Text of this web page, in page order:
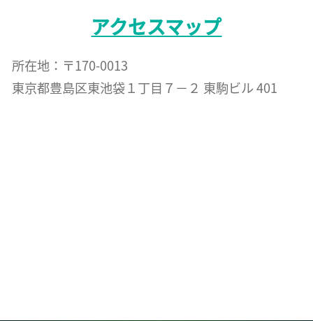
アクセスマップ
所在地：〒170-0013
東京都豊島区東池袋１丁目７−２ 東駒ビル 401